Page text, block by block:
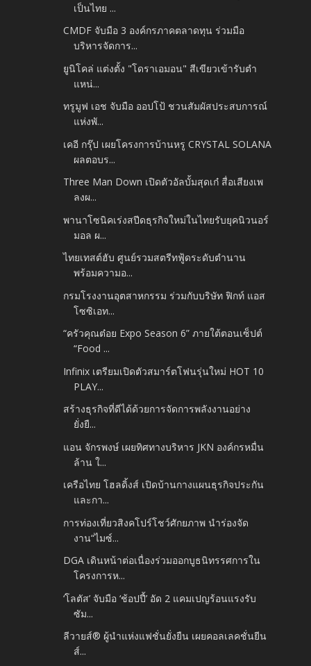
เป็นไทย ...
CMDF จับมือ 3 องค์กรภาคตลาดทุน ร่วมมือ
บริหารจัดการ...
ยูนิโคล่ แต่งตั้ง "โดราเอมอน" สีเขียวเข้ารับตำ
แหน่...
ทรูมูฟ เอช จับมือ ออปโป้ ชวนสัมผัสประสบการณ์
แห่งพั...
เคอี กรุ๊ป เผยโครงการบ้านหรู CRYSTAL SOLANA
ผลตอบร...
Three Man Down เปิดตัวอัลบั้มสุดเก๋ สื่อเสียงเพ
ลงผ...
พานาโซนิคเร่งสปีดธุรกิจใหม่ในไทยรับยุคนิวนอร์
มอล ผ...
ไทยเทสต์ฮับ ศูนย์รวมสตรีทฟู้ดระดับตำนาน
พร้อมความอ...
กรมโรงงานอุตสาหกรรม ร่วมกับบริษัท ฟิกท์ แอส
โซซิเอท...
“ครัวคุณต๋อย Expo Season 6” ภายใต้ตอนเซ็ปต์
“Food ...
Infinix เตรียมเปิดตัวสมาร์ตโฟนรุ่นใหม่ HOT 10
PLAY...
สร้างธุรกิจที่ดีได้ด้วยการจัดการพลังงานอย่าง
ยั่งยื...
แอน จักรพงษ์ เผยทิศทางบริหาร JKN องค์กรหมื่น
ล้าน ใ...
เครือไทย โฮลดิ้งส์ เปิดบ้านกางแผนธุรกิจประกัน
และกา...
การท่องเที่ยวสิงคโปร์โชว์ศักยภาพ นำร่องจัด
งาน“ไมซ์...
DGA เดินหน้าต่อเนื่องร่วมออกบูธนิทรรศการใน
โครงการห...
‘โลตัส’ จับมือ ‘ช้อปปี้’ อัด 2 แคมเปญร้อนแรงรับ
ซัม...
ลีวายส์® ผู้นำแห่งแฟชั่นยั่งยืน เผยคอลเลคชั่นยีน
ส์...